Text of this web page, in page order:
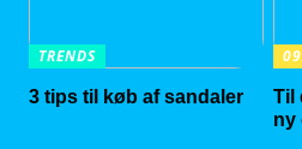
TRENDS
3 tips til køb af sandaler
Til
ny